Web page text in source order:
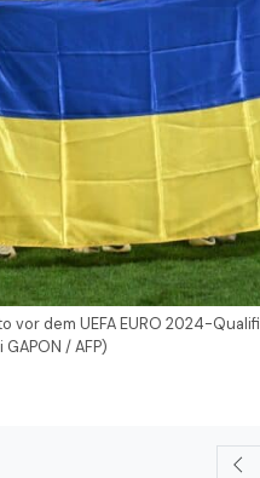
dem UEFA EURO 2024-
/ AFP)